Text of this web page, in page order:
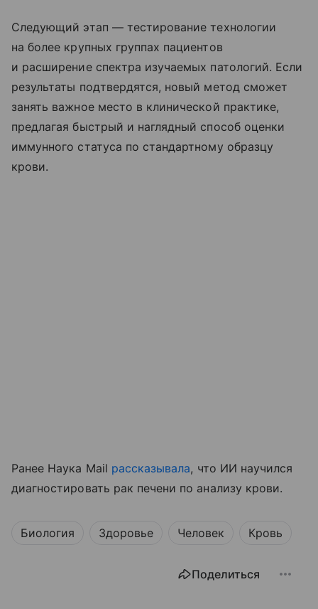
Следующий этап — тестирование технологии
на более крупных группах пациентов
и расширение спектра изучаемых патологий. Если
результаты подтвердятся, новый метод сможет
занять важное место в клинической практике,
предлагая быстрый и наглядный способ оценки
иммунного статуса по стандартному образцу
крови.
Ранее Наука Mail рассказывала, что ИИ научился
диагностировать рак печени по анализу крови.
Биология Здоровье Человек Кровь
Поделиться